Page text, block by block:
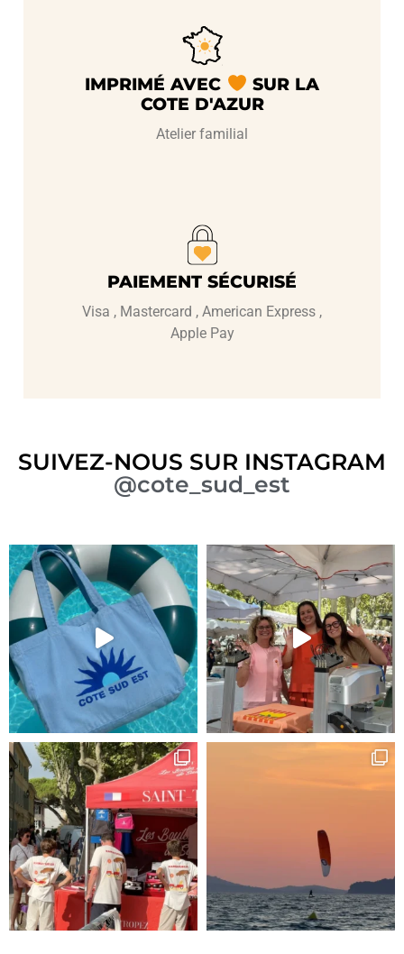
IMPRIMÉ AVEC
SUR LA
COTE D'AZUR
Atelier familial
PAIEMENT SÉCURISÉ
Visa , Mastercard , American Express ,
Apple Pay
SUIVEZ-NOUS SUR INSTAGRAM
@cote_sud_est